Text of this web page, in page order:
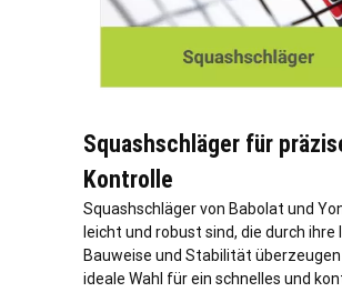
Squashschläger für
Kontrolle
Squashschläger von Babolat und
leicht und robust sind, die durch ihre
Bauweise und Stabilität
ideale Wahl für ein schnelles und